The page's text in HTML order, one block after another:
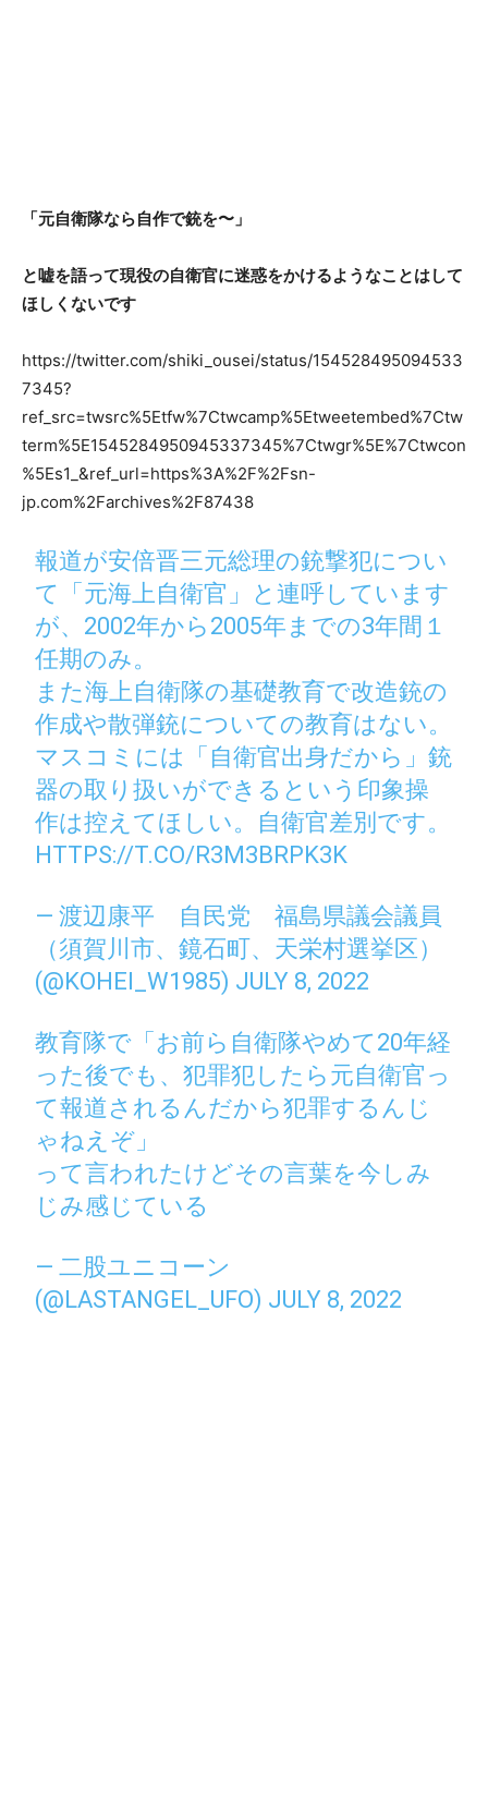
「元自衛隊なら自作で銃を〜」
と嘘を語って現役の自衛官に迷惑をかけるようなことはして
ほしくないです
https://twitter.com/shiki_ousei/status/154528495094533
7345?
ref_src=twsrc%5Etfw%7Ctwcamp%5Etweetembed%7Ctw
term%5E1545284950945337345%7Ctwgr%5E%7Ctwcon
%5Es1_&ref_url=https%3A%2F%2Fsn-
jp.com%2Farchives%2F87438
報道が安倍晋三元総理の銃撃犯につい
て「元海上自衛官」と連呼しています
が、2002年から2005年までの3年間１
任期のみ。
また海上自衛隊の基礎教育で改造銃の
作成や散弾銃についての教育はない。
マスコミには「自衛官出身だから」銃
器の取り扱いができるという印象操
作は控えてほしい。自衛官差別です。
HTTPS://T.CO/R3M3BRPK3K
— 渡辺康平 自民党 福島県議会議員
（須賀川市、鏡石町、天栄村選挙区）
(@KOHEI_W1985) JULY 8, 2022
教育隊で「お前ら自衛隊やめて20年経
った後でも、犯罪犯したら元自衛官っ
て報道されるんだから犯罪するんじ
ゃねえぞ」
って言われたけどその言葉を今しみ
じみ感じている
— 二股ユニコーン
(@LASTANGEL_UFO) JULY 8, 2022